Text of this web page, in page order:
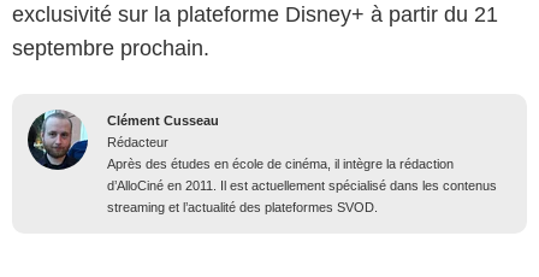
exclusivité sur la plateforme Disney+ à partir du 21
septembre prochain.
Clément Cusseau
Rédacteur
Après des études en école de cinéma, il intègre la rédaction
d’AlloCiné en 2011. Il est actuellement spécialisé dans les contenus
streaming et l’actualité des plateformes SVOD.